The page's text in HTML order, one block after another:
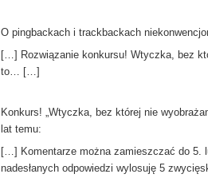
O pingbackach i trackbackach
[…] Rozwiązanie konkursu! Wtyczka, bez
to… […]
Konkurs! „Wtyczka, bez której nie
lat temu:
[…] Komentarze można zamieszczać do 5.
nadesłanych odpowiedzi wylosuję 5